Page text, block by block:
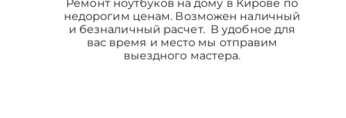
Ремонт ноутбуков на дому в Кирове по
недорогим ценам. Возможен наличный
и безналичный расчет. В удобное для
вас время и место мы отправим
выездного мастера.